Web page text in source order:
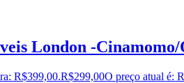
London -
R$399,00.R$299,00O preço atual é: